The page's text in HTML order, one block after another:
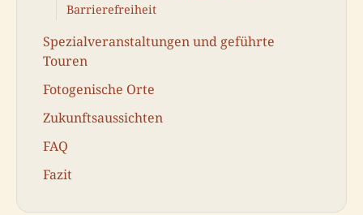
Barrierefreiheit
Spezialveranstaltungen und geführte
Touren
Fotogenische Orte
Zukunftsaussichten
FAQ
Fazit